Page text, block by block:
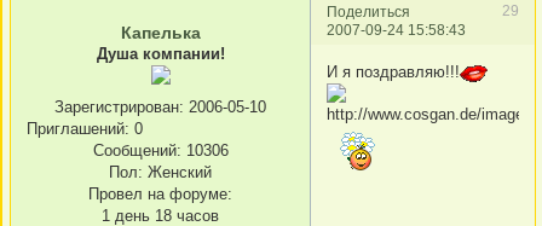
Поделиться
29
2007-09-24 15:58:43
Капелька
Душа компании!
Зарегистрирован: 2006-05-10
Приглашений: 0
Сообщений: 10306
Пол: Женский
Провел на форуме:
1 день 18 часов
И я поздравляю!!!